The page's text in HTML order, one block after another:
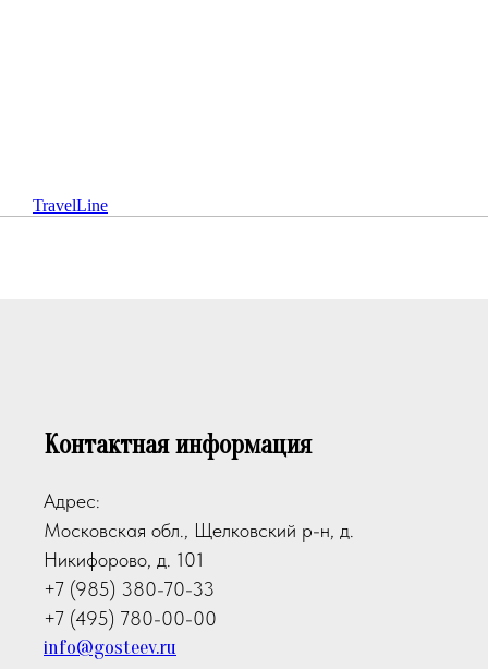
TravelLine
Контактная информация
Адрес:
Московская обл., Щелковский р-н, д.
Никифорово, д. 101
+7 (985) 380-70-33
+7 (495) 780-00-00
info@gosteev.ru